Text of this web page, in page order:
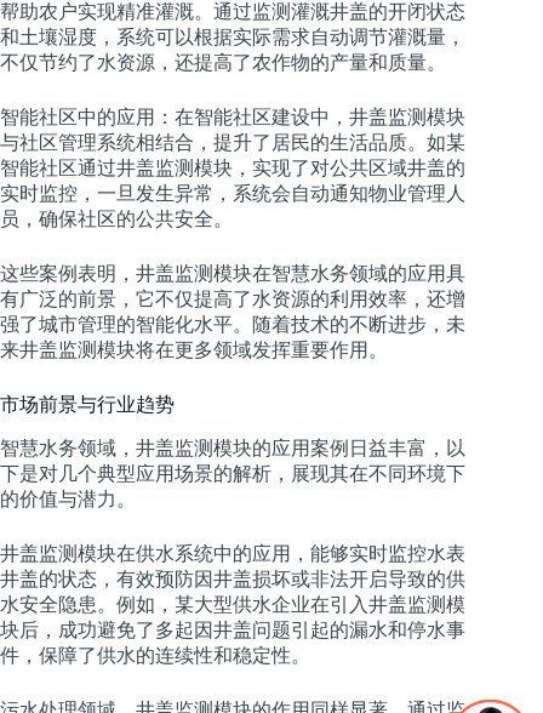
帮助农户实现精准灌溉。通过监测灌溉井盖的开闭状态
和土壤湿度，系统可以根据实际需求自动调节灌溉量，
不仅节约了水资源，还提高了农作物的产量和质量。
智能社区中的应用：在智能社区建设中，井盖监测模块
与社区管理系统相结合，提升了居民的生活品质。如某
智能社区通过井盖监测模块，实现了对公共区域井盖的
实时监控，一旦发生异常，系统会自动通知物业管理人
员，确保社区的公共安全。
这些案例表明，井盖监测模块在智慧水务领域的应用具
有广泛的前景，它不仅提高了水资源的利用效率，还增
强了城市管理的智能化水平。随着技术的不断进步，未
来井盖监测模块将在更多领域发挥重要作用。
市场前景与行业趋势
智慧水务领域，井盖监测模块的应用案例日益丰富，以
下是对几个典型应用场景的解析，展现其在不同环境下
的价值与潜力。
井盖监测模块在供水系统中的应用，能够实时监控水表
井盖的状态，有效预防因井盖损坏或非法开启导致的供
水安全隐患。例如，某大型供水企业在引入井盖监测模
块后，成功避免了多起因井盖问题引起的漏水和停水事
件，保障了供水的连续性和稳定性。